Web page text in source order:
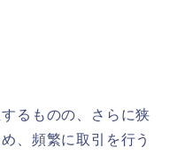
るものの、さらに狭
、頻繁に取引を行う